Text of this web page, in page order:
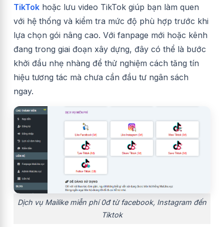
TikTok hoặc lưu video TikTok giúp bạn làm quen
với hệ thống và kiểm tra mức độ phù hợp trước khi
lựa chọn gói nâng cao. Với fanpage mới hoặc kênh
đang trong giai đoạn xây dựng, đây có thể là bước
khởi đầu nhẹ nhàng để thử nghiệm cách tăng tín
hiệu tương tác mà chưa cần đầu tư ngân sách
ngay.
Dịch vụ Mailike miễn phí 0đ từ facebook, Instagram đến
Tiktok